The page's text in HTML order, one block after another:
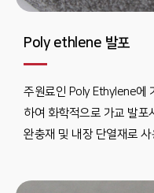
Poly ethlene 발포
주원료인 Poly Ethylene에
하여 화학적으로 가교 발포
완충재 및 내장 단열재로 사